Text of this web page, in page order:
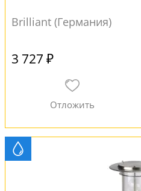
Brilliant (Германия)
3 727 ₽